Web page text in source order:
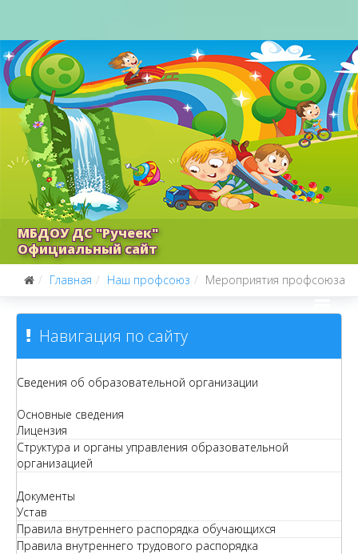
МБДОУ ДС "Ручеек"
Официальный сайт
Главная Наш профсоюз Мероприятия профсоюза
Навигация по сайту
Сведения об образовательной организации
Основные сведения
Лицензия
Структура и органы управления образовательной
организацией
Документы
Устав
Правила внутреннего распорядка обучающихся
Правила внутреннего трудового распорядка